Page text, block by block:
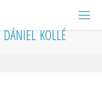
DÁNIEL KOLLÉ